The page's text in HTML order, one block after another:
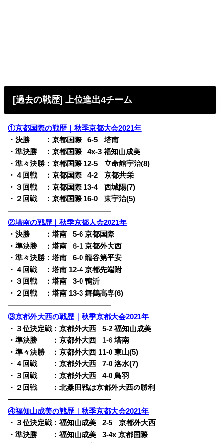
[過去の戦歴] 上位進出4チーム
①京都国際の戦歴｜秋季京都大会2021年
・決勝 ：京都国際
06-5 o塔南
・準決勝 ：京都国際
04x-3 福知山成美
・準々決勝：京都国際 12-5
立命館宇治(8)
・４回戦 ：京都国際
04-2 o京都共栄
・３回戦 ：京都国際 13-4
o西城陽(7)
・２回戦 ：京都国際 16-0
o東宇治(5)
——————————————
②塔南の戦歴｜秋季京都大会2021年
・決勝 ：塔南
05-6 京都国際
・準決勝 ：塔南
06-1 京都外大西
・準々決勝：塔南
06-0 龍谷第平安
・４回戦 ：塔南 12-4 京都先端附
・３回戦 ：塔南
03-0 鴨沂
・２回戦 ：塔南 13-3 舞鶴高専(6)
——————————————
③京都外大西の戦歴｜秋季京都大会2021年
・３位決定戦：京都外大西
05-2 福知山成美
・準決勝 ：京都外大西
1-6塔南
・準々決勝 ：京都外大西 11-0 東山(5)
・４回戦 ：京都外大西
07-0 洛水(7)
・３回戦 ：京都外大西
04-0 鳥羽
・２回戦 ：北桑田戦は京都外大西の勝利
——————————————
④福知山成美の戦歴｜秋季京都大会2021年
・３位決定戦：福知山成美
02-5 o京都外大西
・準決勝 ：福知山成美
03-4x 京都国際